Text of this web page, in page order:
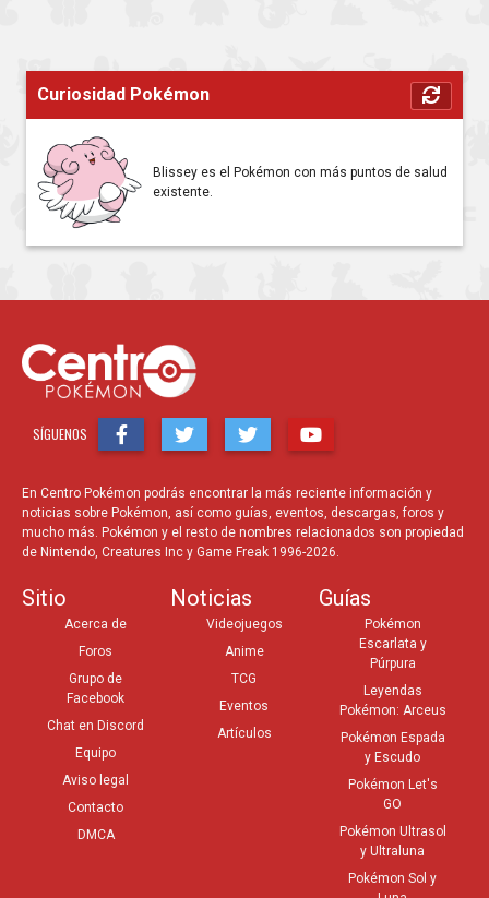
Curiosidad Pokémon
Blissey es el Pokémon con más puntos de salud
existente.
SÍGUENOS
En Centro Pokémon podrás encontrar la más reciente información y
noticias sobre Pokémon, así como guías, eventos, descargas, foros y
mucho más. Pokémon y el resto de nombres relacionados son propiedad
de Nintendo, Creatures Inc y Game Freak 1996-2026.
Sitio
Acerca de
Foros
Grupo de
Facebook
Chat en Discord
Equipo
Aviso legal
Contacto
DMCA
Noticias
Videojuegos
Anime
TCG
Eventos
Artículos
Guías
Pokémon
Escarlata y
Púrpura
Leyendas
Pokémon: Arceus
Pokémon Espada
y Escudo
Pokémon Let's
GO
Pokémon Ultrasol
y Ultraluna
Pokémon Sol y